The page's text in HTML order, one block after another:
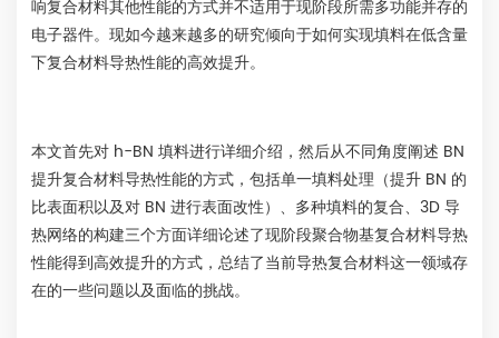
响复合材料其他性能的方式并不适用于现阶段所需多功能并存的
电子器件。现如今越来越多的研究倾向于如何实现填料在低含量
下复合材料导热性能的高效提升。
本文首先对 h-BN 填料进行详细介绍，然后从不同角度阐述 BN
提升复合材料导热性能的方式，包括单一填料处理（提升 BN 的
比表面积以及对 BN 进行表面改性）、多种填料的复合、3D 导
热网络的构建三个方面详细论述了现阶段聚合物基复合材料导热
性能得到高效提升的方式，总结了当前导热复合材料这一领域存
在的一些问题以及面临的挑战。